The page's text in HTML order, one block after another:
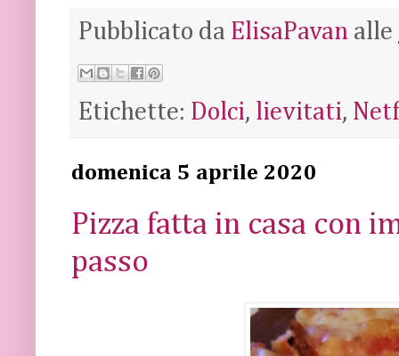
Pubblicato da ElisaPavan alle
Etichette: Dolci, lievitati,
domenica 5 aprile 2020
Pizza fatta in casa con
passo